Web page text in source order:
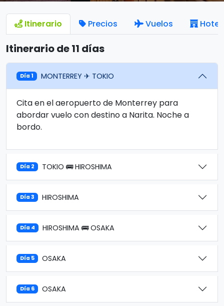
Itinerario Precios Vuelos
Itinerario de 11 días
Día 1 MONTERREY ✈ TOKIO
Cita en el aeropuerto de Monterrey para
abordar vuelo con destino a Narita. Noche a
bordo.
Día 2 TOKIO 🚌 HIROSHIMA
Día 3 HIROSHIMA
Día 4 HIROSHIMA 🚌 OSAKA
Día 5 OSAKA
Día 6 OSAKA